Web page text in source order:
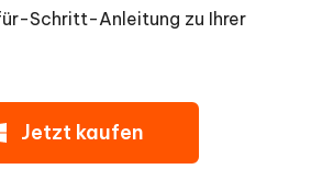
Schritt-Anleitung zu Ihrer
Jetzt kaufen